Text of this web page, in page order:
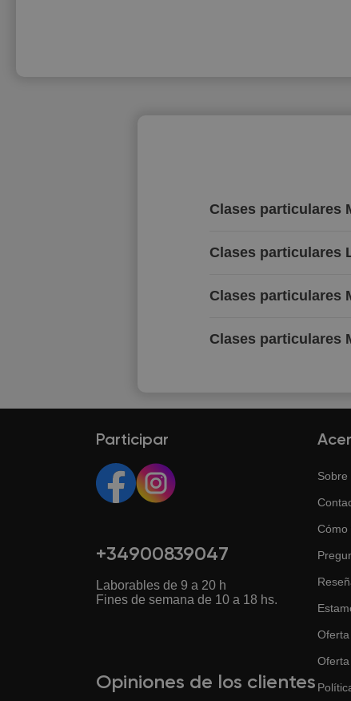
Clases particulares
Clases particulares
Clases particulares
Clases particulares
Participar
+34900839047
Laborables de 9 a 20 h
Fines de semana de 10 a 18 hs.
Opiniones de los clientes
Sobre
Cómo